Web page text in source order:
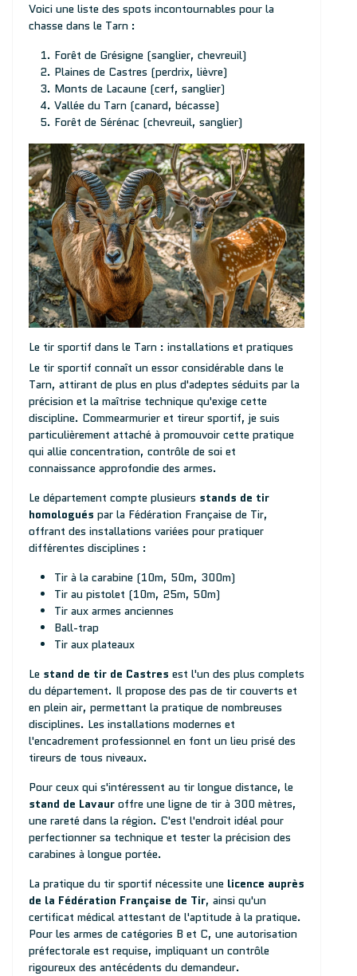
Voici une liste des spots incontournables pour la
chasse dans le Tarn :
Forêt de Grésigne (sanglier, chevreuil)
Plaines de Castres (perdrix, lièvre)
Monts de Lacaune (cerf, sanglier)
Vallée du Tarn (canard, bécasse)
Forêt de Sérénac (chevreuil, sanglier)
Le tir sportif dans le Tarn : installations et pratiques
Le tir sportif connaît un essor considérable dans le
Tarn, attirant de plus en plus d'adeptes séduits par la
précision et la maîtrise technique qu'exige cette
discipline. Commearmurier et tireur sportif, je suis
particulièrement attaché à promouvoir cette pratique
qui allie concentration, contrôle de soi et
connaissance approfondie des armes.
Le département compte plusieurs stands de tir
homologués par la Fédération Française de Tir,
offrant des installations variées pour pratiquer
différentes disciplines :
Tir à la carabine (10m, 50m, 300m)
Tir au pistolet (10m, 25m, 50m)
Tir aux armes anciennes
Ball-trap
Tir aux plateaux
Le stand de tir de Castres est l'un des plus complets
du département. Il propose des pas de tir couverts et
en plein air, permettant la pratique de nombreuses
disciplines. Les installations modernes et
l'encadrement professionnel en font un lieu prisé des
tireurs de tous niveaux.
Pour ceux qui s'intéressent au tir longue distance, le
stand de Lavaur offre une ligne de tir à 300 mètres,
une rareté dans la région. C'est l'endroit idéal pour
perfectionner sa technique et tester la précision des
carabines à longue portée.
La pratique du tir sportif nécessite une licence auprès
de la Fédération Française de Tir, ainsi qu'un
certificat médical attestant de l'aptitude à la pratique.
Pour les armes de catégories B et C, une autorisation
préfectorale est requise, impliquant un contrôle
rigoureux des antécédents du demandeur.